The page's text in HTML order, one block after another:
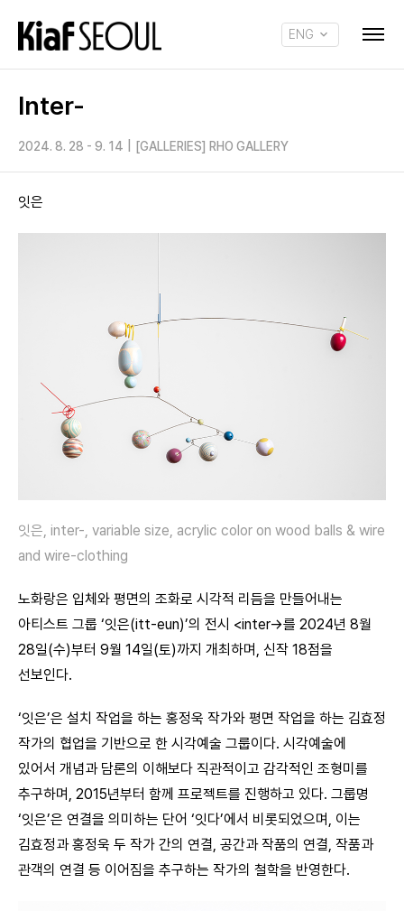
ENG
Inter-
2024. 8. 28 - 9. 14 [GALLERIES] RHO GALLERY
잇은
잇은, inter-, variable size, acrylic color on wood balls & wire
and wire-clothing
노화랑은 입체와 평면의 조화로 시각적 리듬을 만들어내는
아티스트 그룹 ‘잇은(itt-eun)’의 전시 <inter->를 2024년 8월
28일(수)부터 9월 14일(토)까지 개최하며, 신작 18점을
선보인다.
‘잇은’은 설치 작업을 하는 홍정욱 작가와 평면 작업을 하는 김효정
작가의 협업을 기반으로 한 시각예술 그룹이다. 시각예술에
있어서 개념과 담론의 이해보다 직관적이고 감각적인 조형미를
추구하며, 2015년부터 함께 프로젝트를 진행하고 있다. 그룹명
‘잇은’은 연결을 의미하는 단어 ‘잇다’에서 비롯되었으며, 이는
김효정과 홍정욱 두 작가 간의 연결, 공간과 작품의 연결, 작품과
관객의 연결 등 이어짐을 추구하는 작가의 철학을 반영한다.